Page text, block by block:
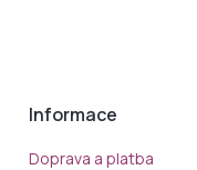
Informace
Doprava a platba